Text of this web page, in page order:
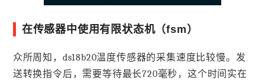
在传感器中使用有限状态机（fsm）
众所周知，ds18b20温度传感器的采集速度比较慢。发
送转换指令后，需要等待最长720毫秒，这个时间实在